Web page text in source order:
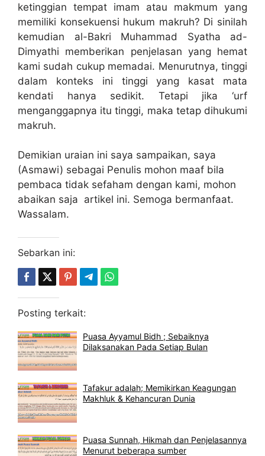
ketinggian tempat imam atau makmum yang
memiliki konsekuensi hukum makruh? Di sinilah
kemudian al-Bakri Muhammad Syatha ad-
Dimyathi memberikan penjelasan yang hemat
kami sudah cukup memadai. Menurutnya, tinggi
dalam konteks ini tinggi yang kasat mata
kendati hanya sedikit. Tetapi jika ‘urf
menganggapnya itu tinggi, maka tetap dihukumi
makruh.
Demikian uraian ini saya sampaikan, saya
(Asmawi) sebagai Penulis mohon maaf bila
pembaca tidak sefaham dengan kami, mohon
abaikan saja artikel ini. Semoga bermanfaat.
Wassalam.
Sebarkan ini:
Posting terkait:
Puasa Ayyamul Bidh ; Sebaiknya
Dilaksanakan Pada Setiap Bulan
Tafakur adalah; Memikirkan Keagungan
Makhluk & Kehancuran Dunia
Puasa Sunnah, Hikmah dan Penjelasannya
Menurut beberapa sumber